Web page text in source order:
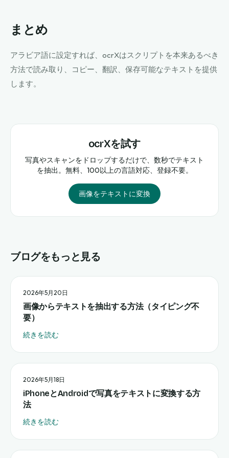
まとめ
アラビア語に設定すれば、ocrXはスクリプトを本来あるべき
方法で読み取り、コピー、翻訳、保存可能なテキストを提供
します。
ocrXを試す
写真やスキャンをドロップするだけで、数秒でテキスト
を抽出。無料、100以上の言語対応、登録不要。
画像をテキストに変換
ブログをもっと見る
2026年5月20日
画像からテキストを抽出する方法（タイピング不
要）
続きを読む
2026年5月18日
iPhoneとAndroidで写真をテキストに変換する方
法
続きを読む